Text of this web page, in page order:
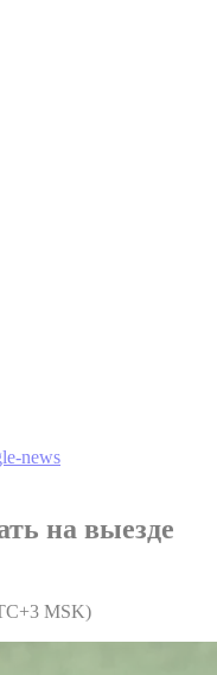
news
на выезде
MSK)